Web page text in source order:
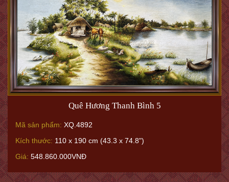
Quê Hương Thanh Bình 5
Mã sản phẩm: XQ.4892
Kích thước: 110 x 190 cm (43.3 x 74.8")
Giá: 548.860.000VNĐ